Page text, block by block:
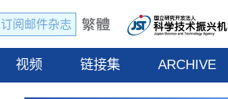
视频 链接集 ARCHIVE
订阅邮件杂志
经济・社会
【AI法下篇】如何应对AI的不可控性——中
央大学平野晋教授专访